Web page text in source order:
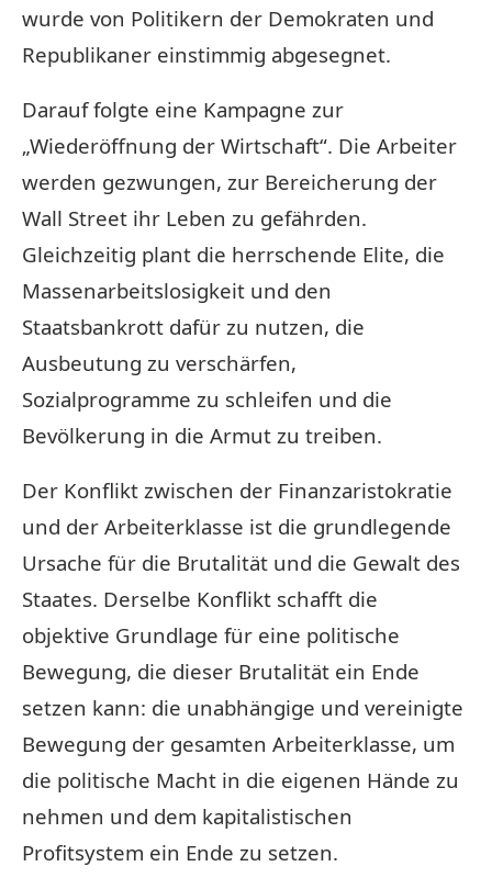
wurde von Politikern der Demokraten und
Republikaner einstimmig abgesegnet.
Darauf folgte eine Kampagne zur
„Wiederöffnung der Wirtschaft“. Die Arbeiter
werden gezwungen, zur Bereicherung der
Wall Street ihr Leben zu gefährden.
Gleichzeitig plant die herrschende Elite, die
Massenarbeitslosigkeit und den
Staatsbankrott dafür zu nutzen, die
Ausbeutung zu verschärfen,
Sozialprogramme zu schleifen und die
Bevölkerung in die Armut zu treiben.
Der Konflikt zwischen der Finanzaristokratie
und der Arbeiterklasse ist die grundlegende
Ursache für die Brutalität und die Gewalt des
Staates. Derselbe Konflikt schafft die
objektive Grundlage für eine politische
Bewegung, die dieser Brutalität ein Ende
setzen kann: die unabhängige und vereinigte
Bewegung der gesamten Arbeiterklasse, um
die politische Macht in die eigenen Hände zu
nehmen und dem kapitalistischen
Profitsystem ein Ende zu setzen.